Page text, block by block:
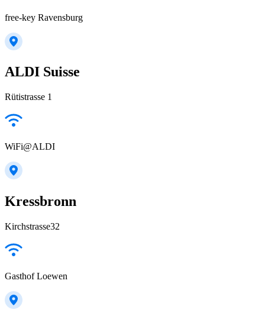
free-key Ravensburg
ALDI Suisse
Rütistrasse 1
WiFi@ALDI
Kressbronn
Kirchstrasse32
Gasthof Loewen